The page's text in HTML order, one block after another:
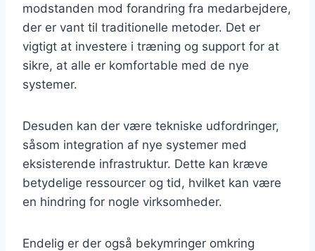
modstanden mod forandring fra medarbejdere,
der er vant til traditionelle metoder. Det er
vigtigt at investere i træning og support for at
sikre, at alle er komfortable med de nye
systemer.
Desuden kan der være tekniske udfordringer,
såsom integration af nye systemer med
eksisterende infrastruktur. Dette kan kræve
betydelige ressourcer og tid, hvilket kan være
en hindring for nogle virksomheder.
Endelig er der også bekymringer omkring